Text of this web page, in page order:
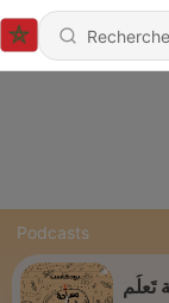
Podcasts